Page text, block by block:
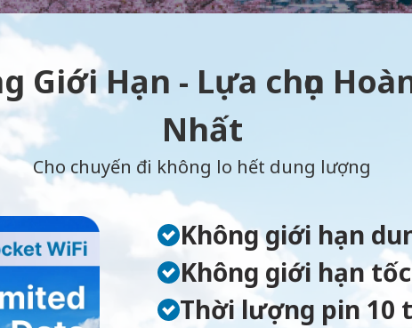
Giới Hạn - Lựa chọn
Nhất
Cho chuyến đi không lo hết dung lượng
Không giới hạn
Không giới hạn
Thời lượng pin 10